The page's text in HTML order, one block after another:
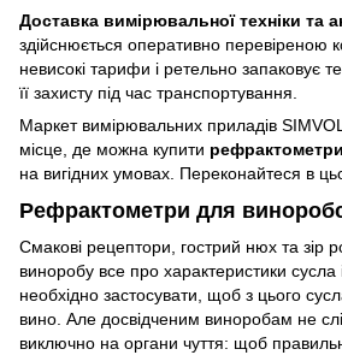
Доставка вимірювальної техніки та
здійснюється оперативно перевіреною
невисокі тарифи і ретельно запаковує
її захисту під час транспортування.
Маркет вимірювальних приладів
місце, де можна купити рефрактометри
на вигідних умовах. Переконайтеся в
Рефрактометри для
Смакові рецептори, гострий нюх та зір
виноробу все про характеристики сусла
необхідно застосувати, щоб з цього
вино. Але досвідченим виноробам не
виключно на органи чуття: щоб